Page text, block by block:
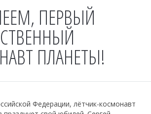
ПЕРВЫЙ
ПЛАНЕТЫ!
Федерации, лётчик-космонавт